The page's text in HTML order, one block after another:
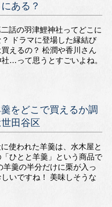
ある？
二話の羽津鯉神社ってどこに
ドラマに登場した縁結び
えるの？ 松潤や香川さん
社…って思うとすごいよね。
をどこで買えるか調
田谷区
使われた羊羹は、水木屋と
ひとと羊羹」という商品で
羊羹の半分だけに栗が入っ
いですね！ 美味しそうな